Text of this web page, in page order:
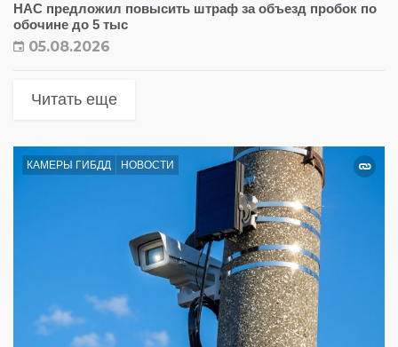
НАС предложил повысить штраф за объезд пробок по
обочине до 5 тыс
05.08.2026
Читать еще
КАМЕРЫ ГИБДД НОВОСТИ